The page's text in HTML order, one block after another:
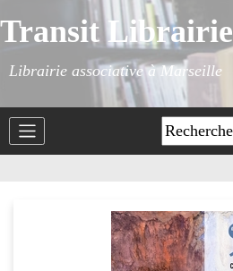
Transit Librairie
Librairie associative à Marseille